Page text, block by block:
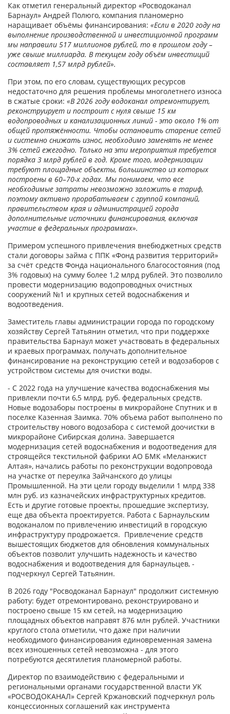
Как отметил генеральный директор «Росводоканал
Барнаул» Андрей Полюго, компания планомерно
наращивает объёмы финансирования: «Если в 2020 году на
выполнение производственной и инвестиционной программ
мы направили 517 миллионов рублей, то в прошлом году –
уже свыше миллиарда. В текущем году объём инвестиций
составляет 1,57 млрд рублей».
При этом, по его словам, существующих ресурсов
недостаточно для решения проблемы многолетнего износа
в сжатые сроки: «В 2026 году водоканал отремонтирует,
реконструирует и построит с нуля свыше 15 км
водопроводных и канализационных линий - это около 1% от
общей протяжённости. Чтобы остановить старение сетей
и системно снижать износ, необходимо заменять не менее
3% сетей ежегодно. Только на эти мероприятия требуется
порядка 3 млрд рублей в год. Кроме того, модернизации
требуют площадные объекты, большинство из которых
построены в 60–70-х годах. Мы понимаем, что все
необходимые затраты невозможно заложить в тариф,
поэтому активно прорабатываем с группой компаний,
правительством края и администрацией города
дополнительные источники финансирования, включая
участие в федеральных программах».
Примером успешного привлечения внебюджетных средств
стали договоры займа с ППК «Фонд развития территорий»
за счёт средств Фонда национального благосостояния (под
3% годовых) на сумму более 1,2 млрд рублей. Это позволило
провести модернизацию водопроводных очистных
сооружений №1 и крупных сетей водоснабжения и
водоотведения.
Заместитель главы администрации города по городскому
хозяйству Сергей Татьянин отметил, что при поддержке
правительства Барнаул может участвовать в федеральных
и краевых программах, получать дополнительное
финансирование на реконструкцию сетей и водозаборов с
устройством системы для очистки воды.
- С 2022 года на улучшение качества водоснабжения мы
привлекли почти 6,5 млрд. руб. федеральных средств.
Новые водозаборы построены в микрорайоне Спутник и в
поселке Казенная Заимка. 70% объема работ выполнено по
строительству нового водозабора с системой доочистки в
микрорайоне Сибирская долина. Завершается
модернизация сетей водоснабжения и водоотведения для
строящейся текстильной фабрики АО БМК «Меланжист
Алтая», начались работы по реконструкции водопровода
на участке от переулка Зайчанского до улицы
Промышленной. На эти цели городу выделили 1 млрд 338
млн руб. из казначейских инфраструктурных кредитов.
Есть и другие готовые проекты, прошедшие экспертизу,
еще два объекта проектируется. Работа с Барнаульским
водоканалом по привлечению инвестиций в городскую
инфраструктуру продрожается. Привлечение средств
вышестоящих бюджетов для обновления коммунальных
объектов позволит улучшить надежность и качество
водоснабжения и водоотведения для барнаульцев, -
подчеркнул Сергей Татьянин.
В 2026 году "Росводоканал Барнаул" продолжит системную
работу: будет отремонтировано, реконструировано и
построено свыше 15 км сетей, на модернизацию
площадных объектов направят 876 млн рублей. Участники
круглого стола отметили, что даже при наличии
необходимого финансирования единовременная замена
всех изношенных сетей невозможна - для этого
потребуются десятилетия планомерной работы.
Директор по взаимодействию с федеральными и
региональными органами государственной власти УК
«РОСВОДОКАНАЛ» Сергей Кржановский подчеркнул роль
концессионных соглашений как инструмента